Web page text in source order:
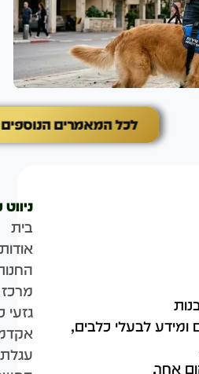
לכל המאמרים הנוספים
ומידע לבעלי כלבים,
אחר.
בית
אודות
גזעי
עגלת